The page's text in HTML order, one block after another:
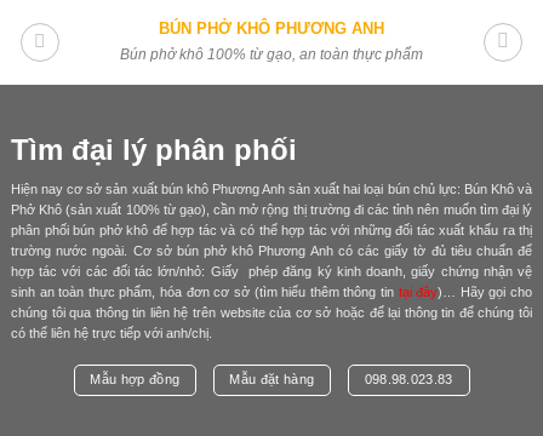
BÚN PHỞ KHÔ PHƯƠNG ANH
Bún phở khô 100% từ gạo, an toàn thực phẩm
Tìm đại lý phân phối
Hiện nay cơ sở sản xuất bún khô Phương Anh sản xuất hai loại bún chủ lực: Bún Khô và
Phở Khô (sản xuất 100% từ gạo), cần mở rộng thị trường đi các tỉnh nên muốn tìm đại lý
phân phối bún phở khô để hợp tác và có thể hợp tác với những đối tác xuất khẩu ra thị
trường nước ngoài. Cơ sở bún phở khô Phương Anh có các giấy tờ đủ tiêu chuẩn để
hợp tác với các đối tác lớn/nhỏ: Giấy phép đăng ký kinh doanh, giấy chứng nhận vệ
sinh an toàn thực phẩm, hóa đơn cơ sở (tìm hiểu thêm thông tin tại đây)… Hãy gọi cho
chúng tôi qua thông tin liên hệ trên website của cơ sở hoặc để lại thông tin để chúng tôi
có thể liên hệ trực tiếp với anh/chị.
Mẫu hợp đồng Mẫu đặt hàng 098.98.023.83